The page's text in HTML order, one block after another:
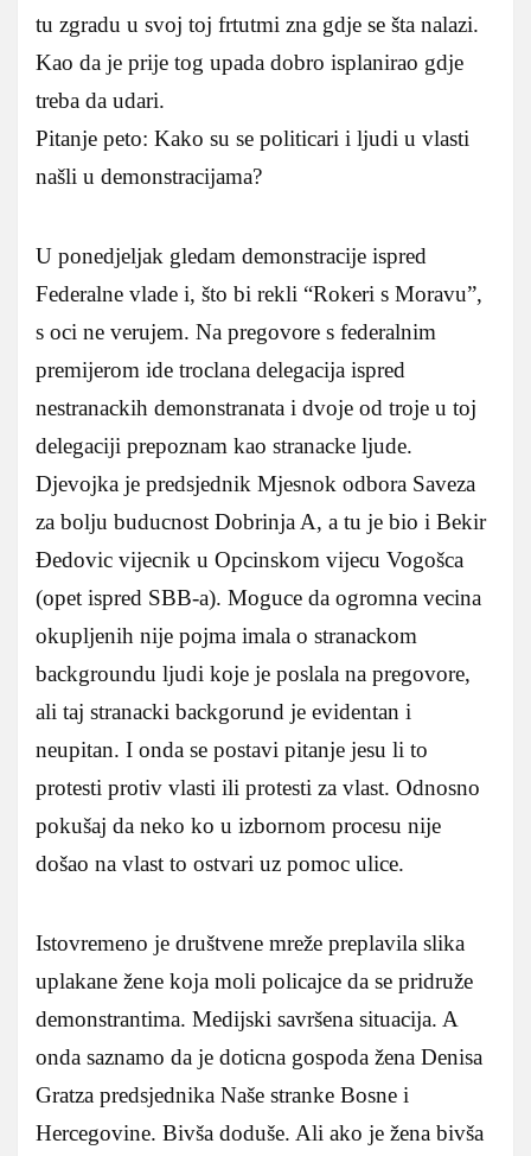
tu zgradu u svoj toj frtutmi zna gdje se šta nalazi.
Kao da je prije tog upada dobro isplanirao gdje
treba da udari.
Pitanje peto: Kako su se politicari i ljudi u vlasti
našli u demonstracijama?
U ponedjeljak gledam demonstracije ispred
Federalne vlade i, što bi rekli “Rokeri s Moravu”,
s oci ne verujem. Na pregovore s federalnim
premijerom ide troclana delegacija ispred
nestranackih demonstranata i dvoje od troje u toj
delegaciji prepoznam kao stranacke ljude.
Djevojka je predsjednik Mjesnok odbora Saveza
za bolju buducnost Dobrinja A, a tu je bio i Bekir
Ðedovic vijecnik u Opcinskom vijecu Vogošca
(opet ispred SBB-a). Moguce da ogromna vecina
okupljenih nije pojma imala o stranackom
backgroundu ljudi koje je poslala na pregovore,
ali taj stranacki backgorund je evidentan i
neupitan. I onda se postavi pitanje jesu li to
protesti protiv vlasti ili protesti za vlast. Odnosno
pokušaj da neko ko u izbornom procesu nije
došao na vlast to ostvari uz pomoc ulice.
Istovremeno je društvene mreže preplavila slika
uplakane žene koja moli policajce da se pridruže
demonstrantima. Medijski savršena situacija. A
onda saznamo da je doticna gospoda žena Denisa
Gratza predsjednika Naše stranke Bosne i
Hercegovine. Bivša doduše. Ali ako je žena bivša